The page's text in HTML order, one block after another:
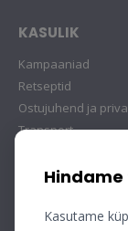
KASULIK
Kampaaniad
Retseptid
Ostujuhend ja
Transport
Kasutame